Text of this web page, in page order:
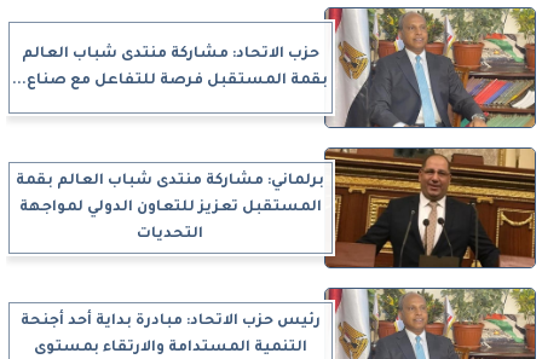
حزب الاتحاد: مشاركة منتدى شباب العالم
بقمة المستقبل فرصة للتفاعل مع صناع...
برلماني: مشاركة منتدى شباب العالم بقمة
المستقبل تعزيز للتعاون الدولي لمواجهة
التحديات
رئيس حزب الاتحاد: مبادرة بداية أحد أجنحة
التنمية المستدامة والارتقاء بمستوى